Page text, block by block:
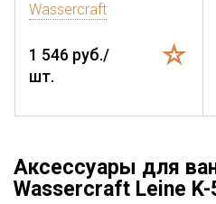
Wassercraft
1 546 руб./
шт.
Аксессуары для
Wassercraft Leine K-